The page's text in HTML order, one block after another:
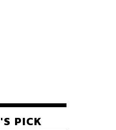
PICK